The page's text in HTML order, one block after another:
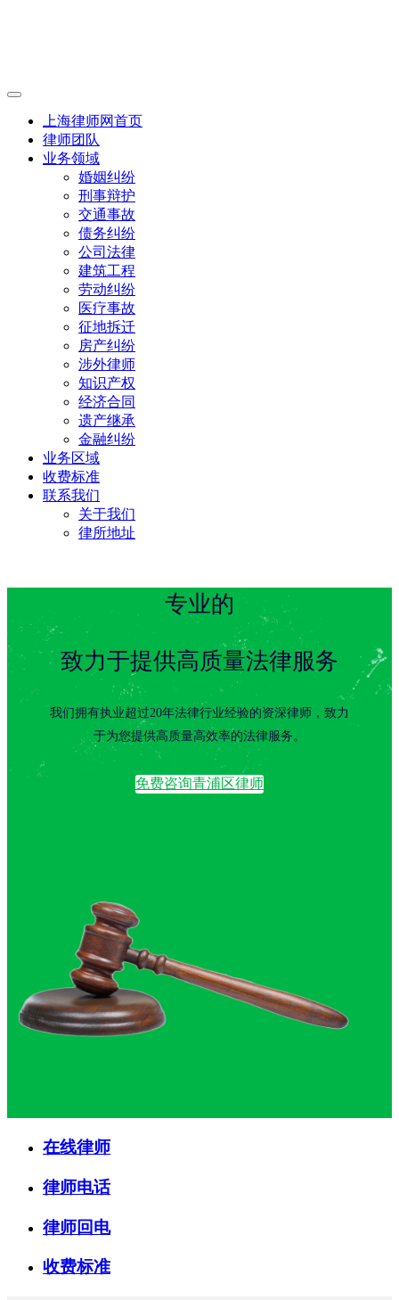
上海律师网首页
律师团队
业务领域
婚姻纠纷
刑事辩护
交通事故
债务纠纷
公司法律
建筑工程
劳动纠纷
医疗事故
征地拆迁
房产纠纷
涉外律师
知识产权
经济合同
遗产继承
金融纠纷
业务区域
收费标准
联系我们
关于我们
律所地址
专业的
致力于提供高质量法律服务
我们拥有执业超过20年法律行业经验的资深律师，致力
于为您提供高质量高效率的法律服务。
免费咨询青浦区律师
在线律师
律师电话
律师回电
收费标准